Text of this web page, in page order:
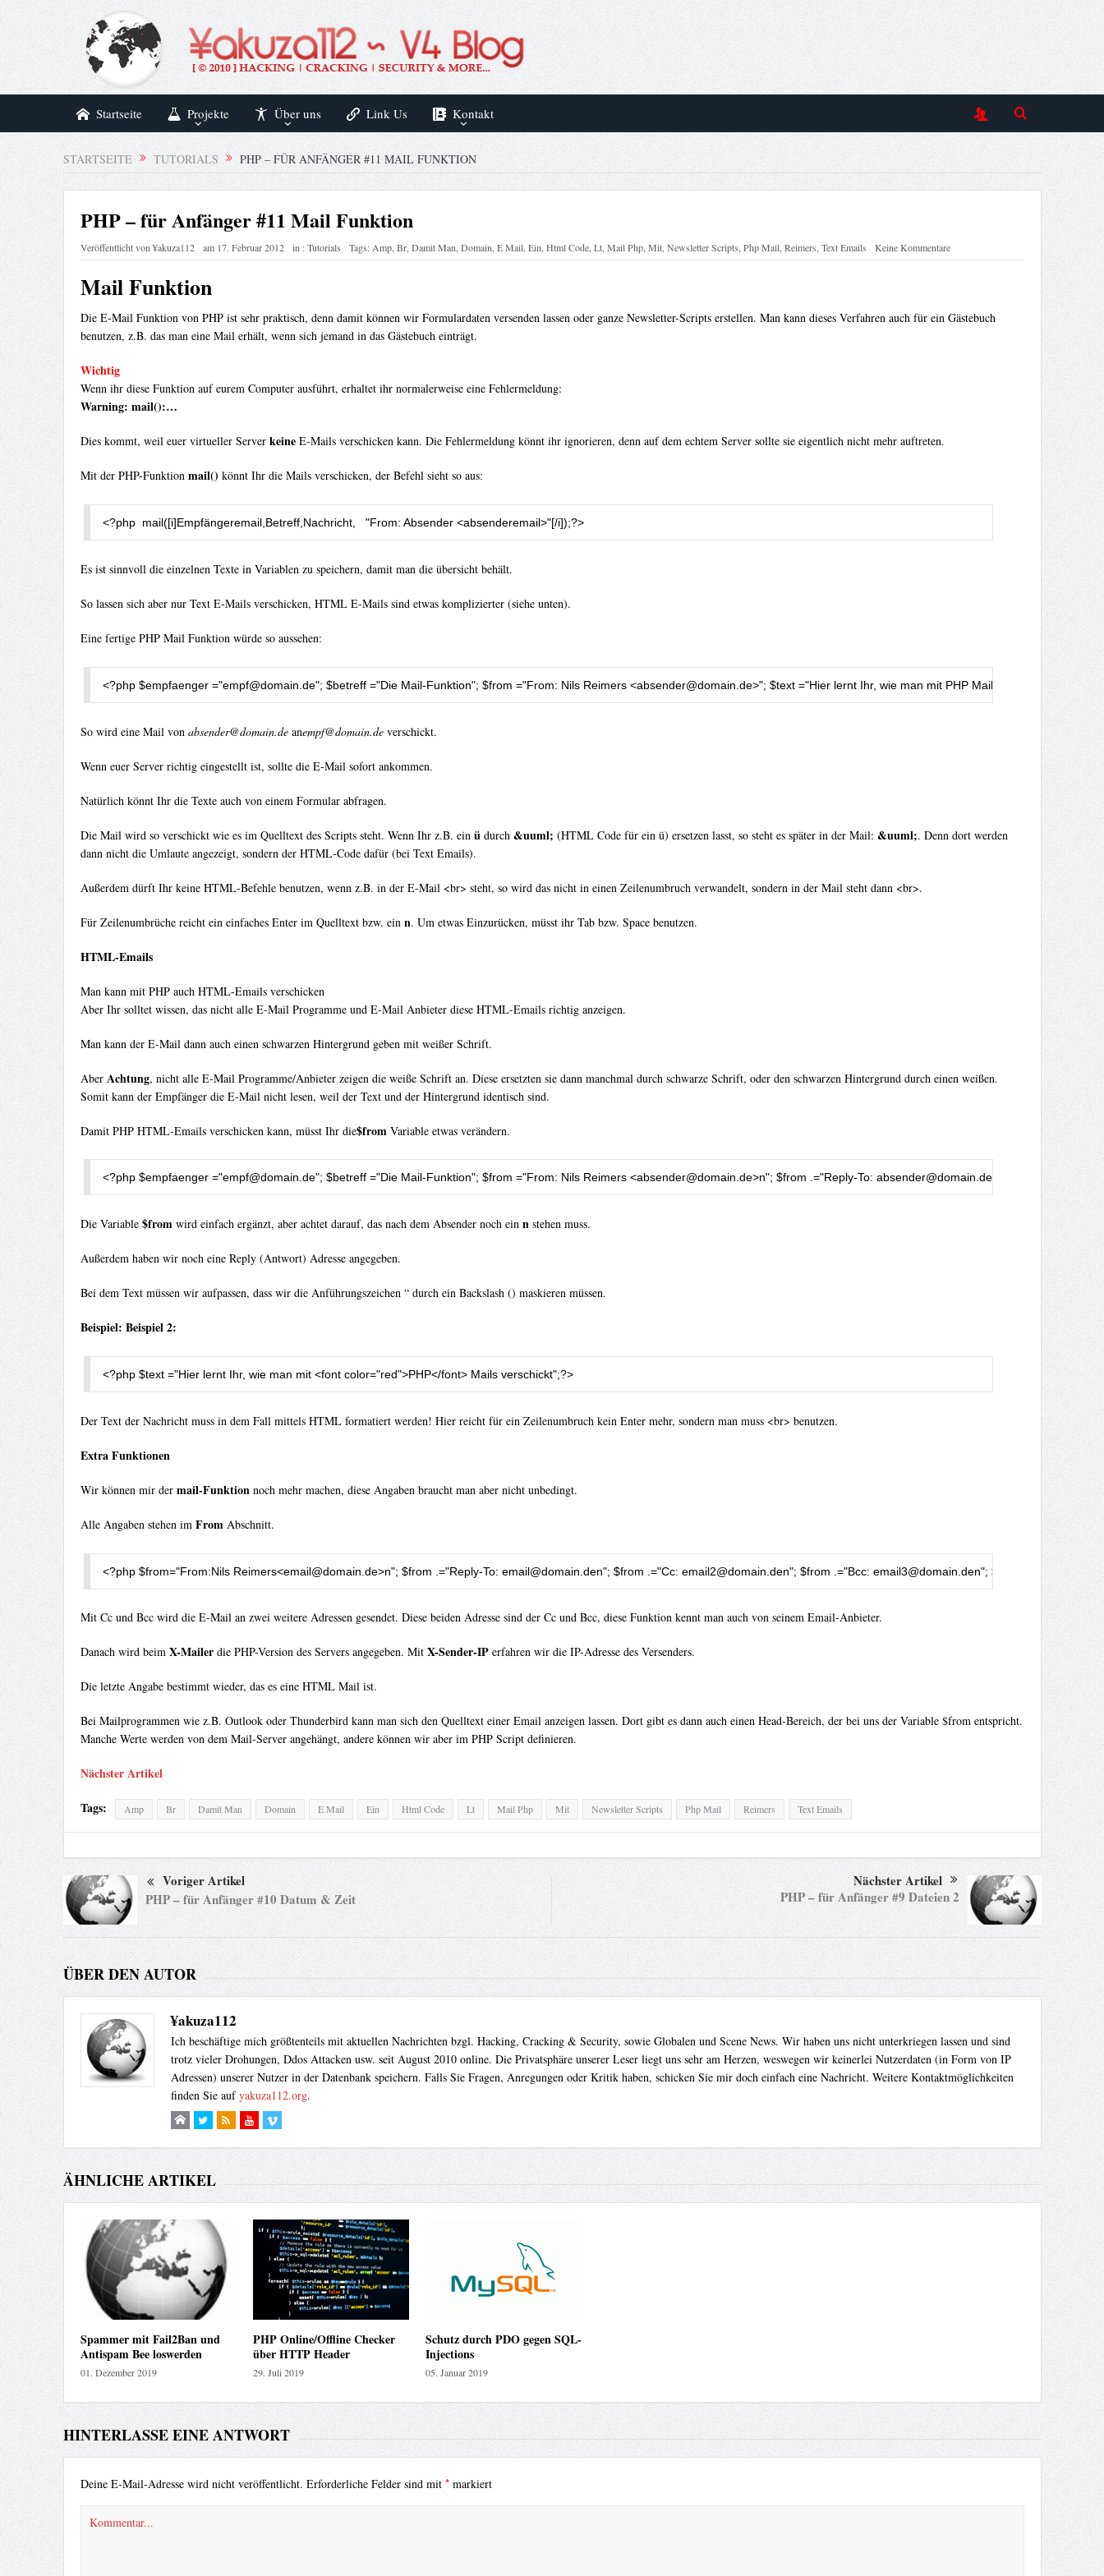
Startseite Projekte Über uns Link Us Kontakt
STARTSEITE TUTORIALS PHP – FÜR ANFÄNGER #11 MAIL FUNKTION
PHP – für Anfänger #11 Mail Funktion
Veröffentlicht von¥akuza112 am 17. Februar 2012 in :Tutorials Tags:Amp,Br,Damit Man,Domain,E Mail,Ein,Html Code,Lt,Mail Php,Mit,Newsletter Scripts,Php Mail,Reimers,Text Emails Keine Kommentare
Mail Funktion
Die E-Mail Funktion von PHP ist sehr praktisch, denn damit können wir Formulardaten versenden lassen oder ganze Newsletter-Scripts erstellen. Man kann dieses Verfahren auch für ein Gästebuch
benutzen, z.B. das man eine Mail erhält, wenn sich jemand in das Gästebuch einträgt.
Wichtig
Wenn ihr diese Funktion auf eurem Computer ausführt, erhaltet ihr normalerweise eine Fehlermeldung:
Warning: mail():…
Dies kommt, weil euer virtueller Server keineE-Mails verschicken kann. Die Fehlermeldung könnt ihr ignorieren, denn auf dem echtem Server sollte sie eigentlich nicht mehr auftreten.
Mit der PHP-Funktion mail() könnt Ihr die Mails verschicken, der Befehl sieht so aus:
<?php  mail([i]Empfängeremail, Betreff, Nachricht, "From: Absender <absenderemail>"[/i]);?>
Es ist sinnvoll die einzelnen Texte in Variablen zu speichern, damit man die übersicht behält.
So lassen sich aber nur Text E-Mails verschicken, HTML E-Mails sind etwas komplizierter (siehe unten).
Eine fertige PHP Mail Funktion würde so aussehen:
<?php $empfaenger ="empf@domain.de"; $betreff ="Die Mail-Funktion"; $from ="From: Nils Reimers <absender@domain.de>"; $text ="Hier lernt Ihr, wie man mit PHP Mails verschickt"; mail(
So wird eine Mail von absender@domain.deanempf@domain.deverschickt.
Wenn euer Server richtig eingestellt ist, sollte die E-Mail sofort ankommen.
Natürlich könnt Ihr die Texte auch von einem Formular abfragen.
Die Mail wird so verschickt wie es im Quelltext des Scripts steht. Wenn Ihr z.B. ein ü durch &uuml; (HTML Code für ein ü) ersetzen lasst, so steht es später in der Mail: &uuml;. Denn dort werden
dann nicht die Umlaute angezeigt, sondern der HTML-Code dafür (bei Text Emails).
Außerdem dürft Ihr keine HTML-Befehle benutzen, wenn z.B. in der E-Mail <br> steht, so wird das nicht in einen Zeilenumbruch verwandelt, sondern in der Mail steht dann <br>.
Für Zeilenumbrüche reicht ein einfaches Enter im Quelltext bzw. ein n. Um etwas Einzurücken, müsst ihr Tab bzw. Space benutzen.
HTML-Emails
Man kann mit PHP auch HTML-Emails verschicken
Aber Ihr solltet wissen, das nicht alle E-Mail Programme und E-Mail Anbieter diese HTML-Emails richtig anzeigen.
Man kann der E-Mail dann auch einen schwarzen Hintergrund geben mit weißer Schrift.
Aber Achtung, nicht alle E-Mail Programme/Anbieter zeigen die weiße Schrift an. Diese ersetzten sie dann manchmal durch schwarze Schrift, oder den schwarzen Hintergrund durch einen weißen.
Somit kann der Empfänger die E-Mail nicht lesen, weil der Text und der Hintergrund identisch sind.
Damit PHP HTML-Emails verschicken kann, müsst Ihr die$from Variable etwas verändern.
<?php $empfaenger ="empf@domain.de"; $betreff ="Die Mail-Funktion"; $from ="From: Nils Reimers <absender@domain.de>n"; $from .="Reply-To: absender@domain.den $from
Die Variable $fromwird einfach ergänzt, aber achtet darauf, das nach dem Absender noch ein nstehen muss.
Außerdem haben wir noch eine Reply (Antwort) Adresse angegeben.
Bei dem Text müssen wir aufpassen, dass wir die Anführungszeichen “ durch ein Backslash () maskieren müssen.
Beispiel: Beispiel 2:
<?php $text ="Hier lernt Ihr, wie man mit <font color="red">PHP</font> Mails verschickt";?>
Der Text der Nachricht muss in dem Fall mittels HTML formatiert werden! Hier reicht für ein Zeilenumbruch kein Enter mehr, sondern man muss <br> benutzen.
Extra Funktionen
Wir können mir der mail-Funktion noch mehr machen, diese Angaben braucht man aber nicht unbedingt.
Alle Angaben stehen im From Abschnitt.
<?php $from="From:Nils Reimers<email@domain.de>n"; $from .="Reply-To: email@domain.den"; $from .="Cc: email2@domain.den"; $from .="Bcc: email3@domain.den"; $from "X-Mailer:
Mit Cc und Bcc wird die E-Mail an zwei weitere Adressen gesendet. Diese beiden Adresse sind der Cc und Bcc, diese Funktion kennt man auch von seinem Email-Anbieter.
Danach wird beim X-Mailerdie PHP-Version des Servers angegeben. Mit X-Sender-IPerfahren wir die IP-Adresse des Versenders.
Die letzte Angabe bestimmt wieder, das es eine HTML Mail ist.
Bei Mailprogrammen wie z.B. Outlook oder Thunderbird kann man sich den Quelltext einer Email anzeigen lassen. Dort gibt es dann auch einen Head-Bereich, der bei uns der Variable $from entspricht.
Manche Werte werden von dem Mail-Server angehängt, andere können wir aber im PHP Script definieren.
Nächster Artikel
Tags:
Amp Br Damit Man Domain E Mail Ein Html Code Lt Mail Php Mit Newsletter Scripts Php Mail Reimers Text Emails
Voriger Artikel
PHP – für Anfänger #10 Datum & Zeit
Nächster Artikel
PHP – für Anfänger #9 Dateien 2
ÜBER DEN AUTOR
¥akuza112
Ich beschäftige mich größtenteils mit aktuellen Nachrichten bzgl. Hacking, Cracking & Security, sowie Globalen und Scene News. Wir haben uns nicht unterkriegen lassen und sind
trotz vieler Drohungen, Ddos Attacken usw. seit August 2010 online. Die Privatsphäre unserer Leser liegt uns sehr am Herzen, weswegen wir keinerlei Nutzerdaten (in Form von IP
Adressen) unserer Nutzer in der Datenbank speichern. Falls Sie Fragen, Anregungen oder Kritik haben, schicken Sie mir doch einfach eine Nachricht. Weitere Kontaktmöglichkeiten
finden Sie aufyakuza112.org.
ÄHNLICHE ARTIKEL
Spammer mit Fail2Ban und
Antispam Bee loswerden
01. Dezember 2019
PHP Online/Offline Checker
über HTTP Header
29. Juli 2019
Schutz durch PDO gegen SQL-
Injections
05. Januar 2019
HINTERLASSE EINE ANTWORT
Deine E-Mail-Adresse wird nicht veröffentlicht. Erforderliche Felder sind mit *markiert